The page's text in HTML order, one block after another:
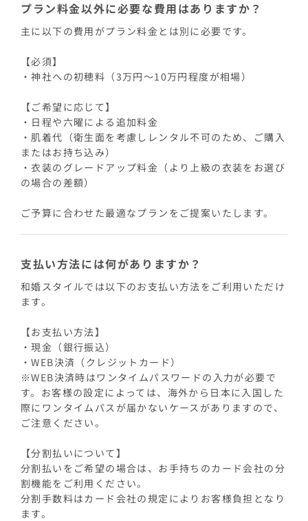
プラン料金以外に必要な費用はありますか？
主に以下の費用がプラン料金とは別に必要です。
【必須】
・神社への初穂料（3万円〜10万円程度が相場）
【ご希望に応じて】
・日程や六曜による追加料金
・肌着代（衛生面を考慮しレンタル不可のため、ご購入
またはお持ち込み）
・衣装のグレードアップ料金（より上級の衣装をお選び
の場合の差額）
ご予算に合わせた最適なプランをご提案いたします。
支払い方法には何がありますか？
和婚スタイルでは以下のお支払い方法をご利用いただけ
ます。
【お支払い方法】
・現金（銀行振込）
・WEB決済（クレジットカード）
※WEB決済時はワンタイムパスワードの入力が必要で
す。お客様の設定によっては、海外から日本に入国した
際にワンタイムパスが届かないケースがありますので、
ご注意ください。
【分割払いについて】
分割払いをご希望の場合は、お手持ちのカード会社の分
割機能をご利用ください。
分割手数料はカード会社の規定によりお客様負担となり
ます。